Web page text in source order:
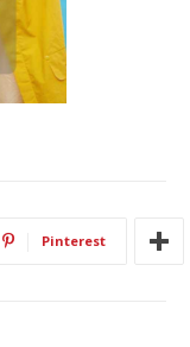
Pinterest